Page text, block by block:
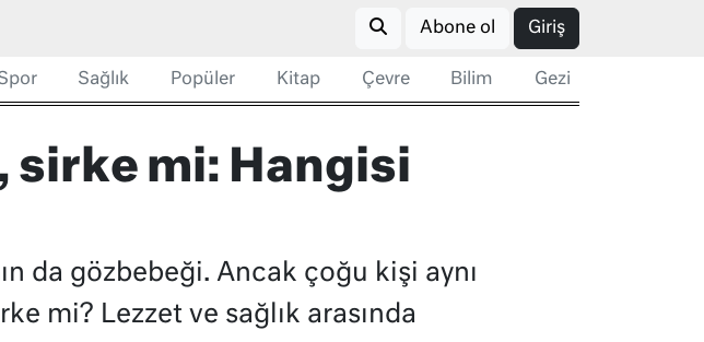
Abone ol Giriş
Sağlık Popüler Kitap Çevre Bilim Gezi
sirke mi: Hangisi
da gözbebeği. Ancak çoğu kişi aynı
mi? Lezzet ve sağlık arasında